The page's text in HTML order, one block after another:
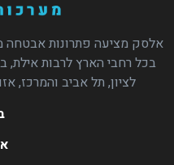
אלסק מציעה פתרונות אבטחה
בכל רחבי הארץ לרבות
לציון, תל אביב והמרכז,